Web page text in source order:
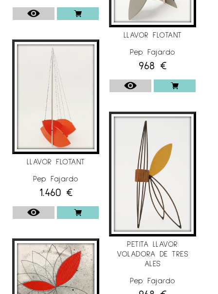
LLAVOR FLOTANT
Pep Fajardo
1.460 €
LLAVOR FLOTANT
Pep Fajardo
968 €
PETITA LLAVOR
VOLADORA DE TRES
ALES
Pep Fajardo